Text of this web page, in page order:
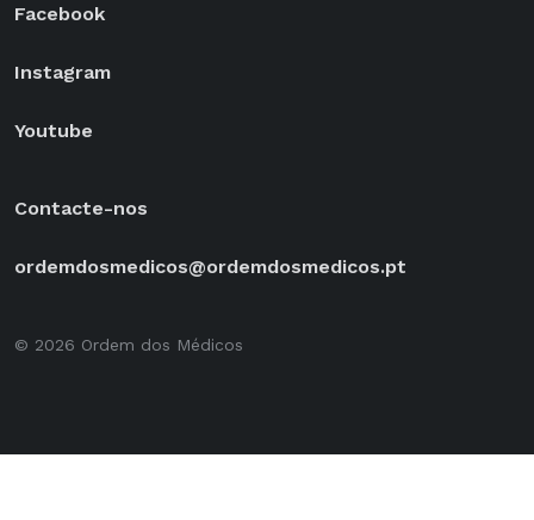
Facebook
Instagram
Youtube
Contacte-nos
ordemdosmedicos@ordemdosmedicos.pt
© 2026 Ordem dos Médicos